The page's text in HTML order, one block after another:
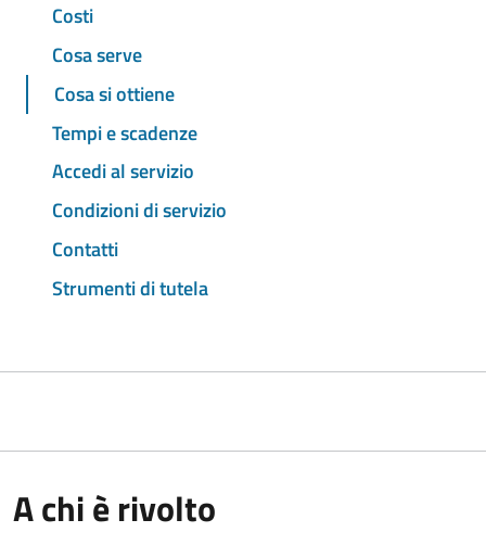
Costi
Cosa serve
Cosa si ottiene
Tempi e scadenze
Accedi al servizio
Condizioni di servizio
Contatti
Strumenti di tutela
A chi è rivolto